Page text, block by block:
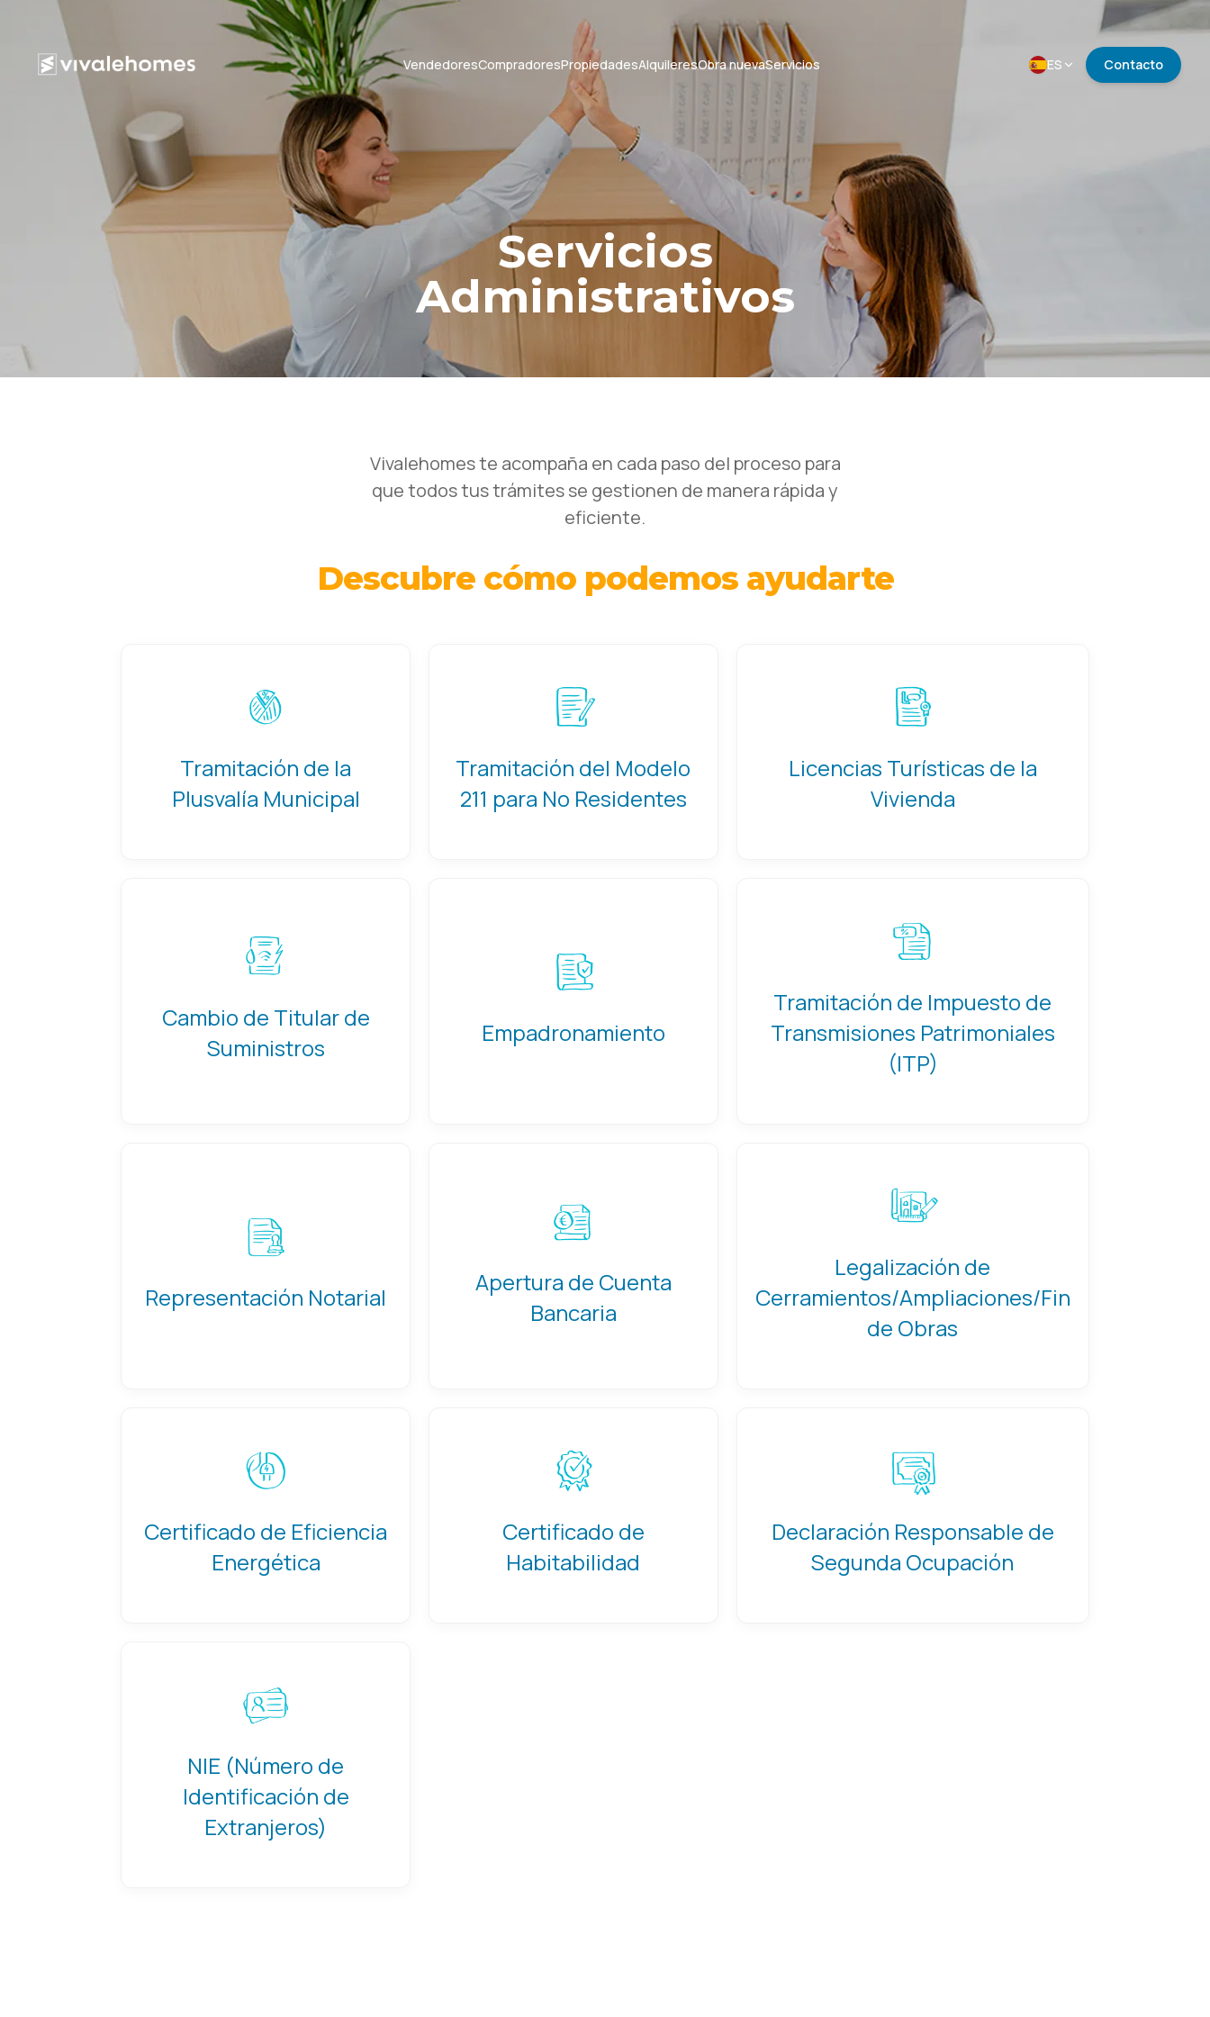
VendedoresCompradoresPropiedadesAlquileresObra nuevaServicios ES Contacto
Servicios
Administrativos
Vivalehomes te acompaña en cada paso del proceso para
que todos tus trámites se gestionen de manera rápida y
eficiente.
Descubre cómo podemos ayudarte
Tramitación de la
Plusvalía Municipal
Tramitación del Modelo
211 para No Residentes
Licencias Turísticas de la
Vivienda
Cambio de Titular de
Suministros
Empadronamiento
Tramitación de Impuesto de
Transmisiones Patrimoniales
(ITP)
Representación Notarial
Apertura de Cuenta
Bancaria
Legalización de
Cerramientos/Ampliaciones/Fin
de Obras
Certificado de Eficiencia
Energética
Certificado de
Habitabilidad
Declaración Responsable de
Segunda Ocupación
NIE (Número de
Identificación de
Extranjeros)